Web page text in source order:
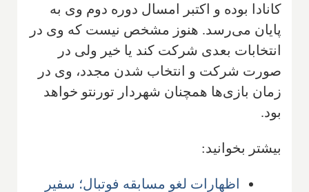
کانادا بوده و اکتبر امسال دوره دوم وی به
پایان می‌رسد. هنوز مشخص نیست که وی در
انتخابات بعدی شرکت کند یا خیر ولی در
صورت شرکت و انتخاب شدن مجدد، وی در
زمان بازی‌ها همچنان شهردار تورنتو خواهد
بود.
بیشتر بخوانید:
اظهارات لغو مسابقه فوتبال؛ سفیر